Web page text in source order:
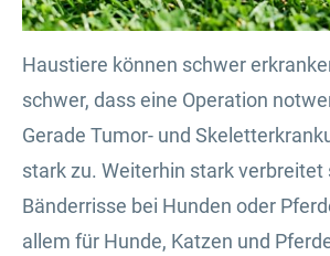
Haustiere können schwer
schwer, dass eine Operation
Gerade Tumor- und
stark zu. Weiterhin stark verbreitet
Bänderrisse bei Hunden oder
allem für Hunde, Katzen und